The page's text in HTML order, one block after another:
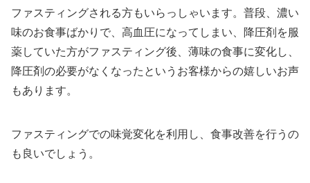
ファスティングされる方もいらっしゃいます。普段、濃い
味のお食事ばかりで、高血圧になってしまい、降圧剤を服
薬していた方がファスティング後、薄味の食事に変化し、
降圧剤の必要がなくなったというお客様からの嬉しいお声
もあります。
ファスティングでの味覚変化を利用し、食事改善を行うの
も良いでしょう。